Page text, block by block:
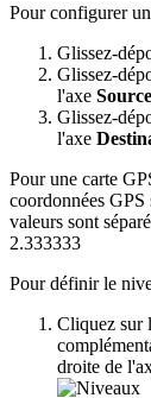
Pour configurer
Glissez-
Glissez-
l'axe
Glissez-
l'axe
Pour une carte
coordonnées GPS
valeurs sont
2.333333
Pour définir le
Cliquez sur
droite de